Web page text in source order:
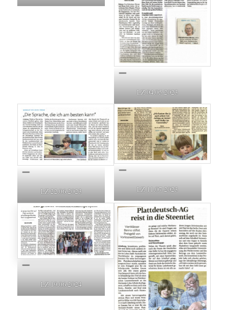
LZ 04.05.2023
LZ 22.06.2023 LZ 11.07.2023
LZ 19.06.2024